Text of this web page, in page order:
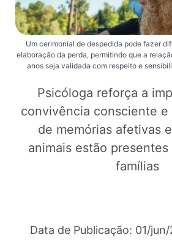
Um cerimonial de despedida pode fazer
elaboração da perda, permitindo que a
anos seja validada com respeito e
Psicóloga reforça a
convivência consciente e
de memórias afetivas
animais estão
famílias
Data de Publicação: 01/